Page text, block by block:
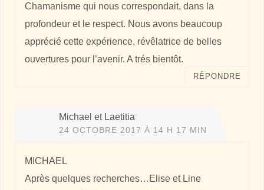
Chamanisme qui nous correspondait, dans la
profondeur et le respect. Nous avons beaucoup
apprécié cette expérience, révêlatrice de belles
ouvertures pour l’avenir. A trés bientôt.
RÉPONDRE
Michael et Laetitia
24 OCTOBRE 2017 À 14 H 17 MIN
MICHAEL
Après quelques recherches…Elise et Line